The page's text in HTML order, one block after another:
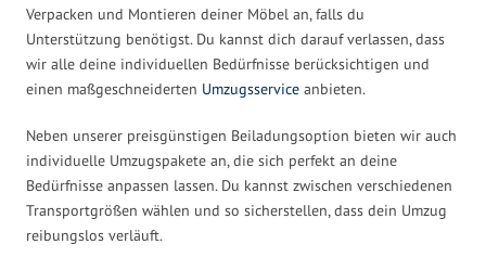
Verpacken und Montieren deiner Möbel an, falls du
Unterstützung benötigst. Du kannst dich darauf verlassen, dass
wir alle deine individuellen Bedürfnisse berücksichtigen und
einen maßgeschneiderten Umzugsservice anbieten.
Neben unserer preisgünstigen Beiladungsoption bieten wir auch
individuelle Umzugspakete an, die sich perfekt an deine
Bedürfnisse anpassen lassen. Du kannst zwischen verschiedenen
Transportgrößen wählen und so sicherstellen, dass dein Umzug
reibungslos verläuft.